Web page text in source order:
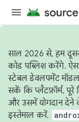
साल 2026 से, हम
कोड पब्लिश करेंगे.
स्टेबल डेवलपमेंट
सकें कि प्लैटफ़ॉर्म, पूरे
और उसमें योगदान देने
इस्तेमाल करें.